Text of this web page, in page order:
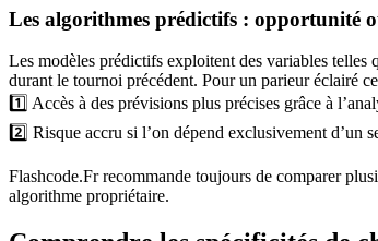
Les algorithmes prédictifs : opportunité
Les modèles prédictifs exploitent des variables telles
durant le tournoi précédent. Pour un parieur éclairé
1️⃣ Accès à des prévisions plus précises grâce à
2️⃣ Risque accru si l’on dépend exclusivement
Flashcode.Fr recommande toujours de comparer
algorithme propriétaire.